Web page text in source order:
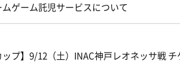
ゲーム託児サービスについて
プ】9/12（土）INAC神戸レオネッサ戦